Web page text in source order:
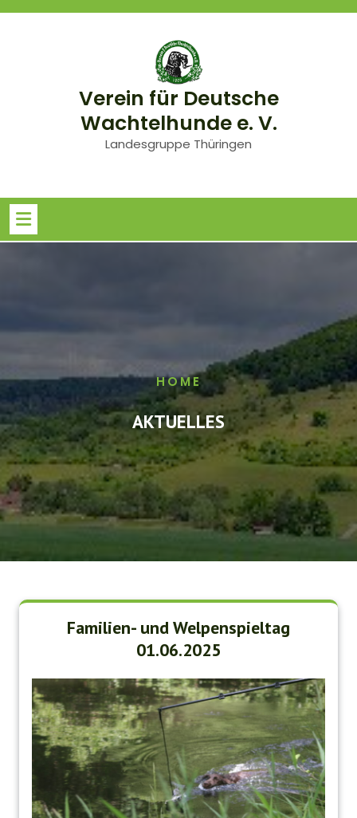
Skip
Verein für Deutsche
Wachtelhunde e. V.
Landesgruppe Thüringen
HOME
AKTUELLES
Familien- und Welpenspieltag
01.06.2025